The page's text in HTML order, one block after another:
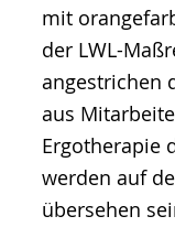
mit
der LWL-
angestrichen
aus
Ergotherapie
werden auf
übersehen